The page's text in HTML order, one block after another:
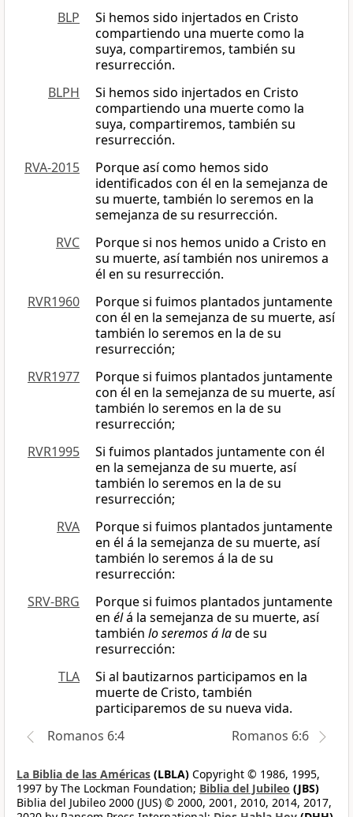
BLP
Si hemos sido injertados en Cristo
compartiendo una muerte como la
suya, compartiremos, también su
resurrección.
BLPH
Si hemos sido injertados en Cristo
compartiendo una muerte como la
suya, compartiremos, también su
resurrección.
RVA-2015
Porque así como hemos sido
identificados con él en la semejanza de
su muerte, también lo seremos en la
semejanza de su resurrección.
RVC
Porque si nos hemos unido a Cristo en
su muerte, así también nos uniremos a
él en su resurrección.
RVR1960
Porque si fuimos plantados juntamente
con él en la semejanza de su muerte, así
también lo seremos en la de su
resurrección;
RVR1977
Porque si fuimos plantados juntamente
con él en la semejanza de su muerte, así
también lo seremos en la de su
resurrección;
RVR1995
Si fuimos plantados juntamente con él
en la semejanza de su muerte, así
también lo seremos en la de su
resurrección;
RVA
Porque si fuimos plantados juntamente
en él á la semejanza de su muerte, así
también lo seremos á la de su
resurrección:
SRV-BRG
Porque si fuimos plantados juntamente
en élá la semejanza de su muerte, así
también lo seremos á lade su
resurrección:
TLA
Si al bautizarnos participamos en la
muerte de Cristo, también
participaremos de su nueva vida.
Romanos 6:4
Romanos 6:6
La Biblia de las Américas (LBLA) Copyright © 1986, 1995,
1997 by The Lockman Foundation; Biblia del Jubileo (JBS)
Biblia del Jubileo 2000 (JUS) © 2000, 2001, 2010, 2014, 2017,